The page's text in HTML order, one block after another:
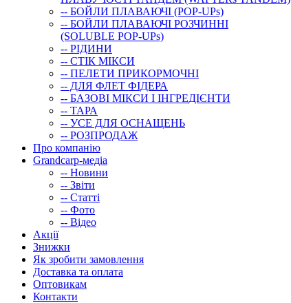
-- БОЙЛИ ПЛАВАЮЧІ (POP-UPs)
-- БОЙЛИ ПЛАВАЮЧI РОЗЧИННI
(SOLUBLE POP-UPs)
-- РIДИНИ
-- СТIК МIКСИ
-- ПЕЛЕТИ ПРИКОРМОЧНІ
-- ДЛЯ ФЛЕТ ФІДЕРА
-- БАЗОВІ МІКСИ І ІНГРЕДІЄНТИ
-- ТАРА
-- УСЕ ДЛЯ ОСНАЩЕНЬ
-- РОЗПРОДАЖ
Про компанію
Grandcarp-медіа
-- Новини
-- Звіти
-- Статті
-- Фото
-- Відео
Акції
Знижки
Як зробити замовлення
Доставка та оплата
Оптовикам
Контакти